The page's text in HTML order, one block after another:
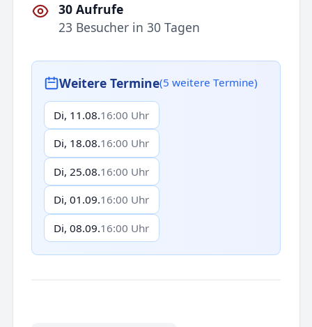
30 Aufrufe
23 Besucher in 30 Tagen
Weitere Termine(5 weitere Termine)
Di, 11.08.16:00 Uhr
Di, 18.08.16:00 Uhr
Di, 25.08.16:00 Uhr
Di, 01.09.16:00 Uhr
Di, 08.09.16:00 Uhr